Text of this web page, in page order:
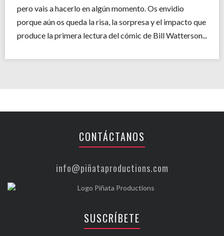
pero vais a hacerlo en algún momento. Os envidio
porque aún os queda la risa, la sorpresa y el impacto que
produce la primera lectura del cómic de Bill Watterson...
CONTÁCTANOS
info@piñataproductions.com
SUSCRÍBETE